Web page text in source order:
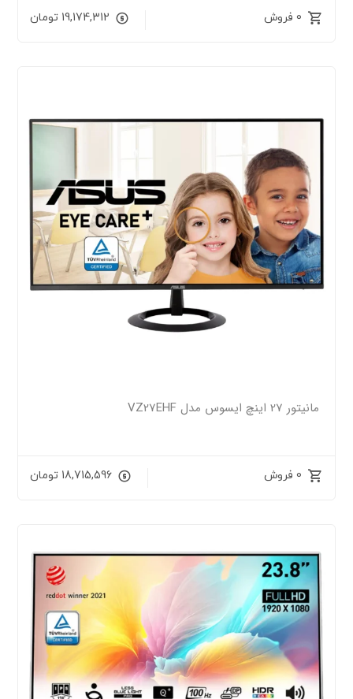
0 فروش 19,174,312 تومان
مانیتور 27 اینچ ایسوس مدل VZ27EHF
0 فروش 18,715,596 تومان